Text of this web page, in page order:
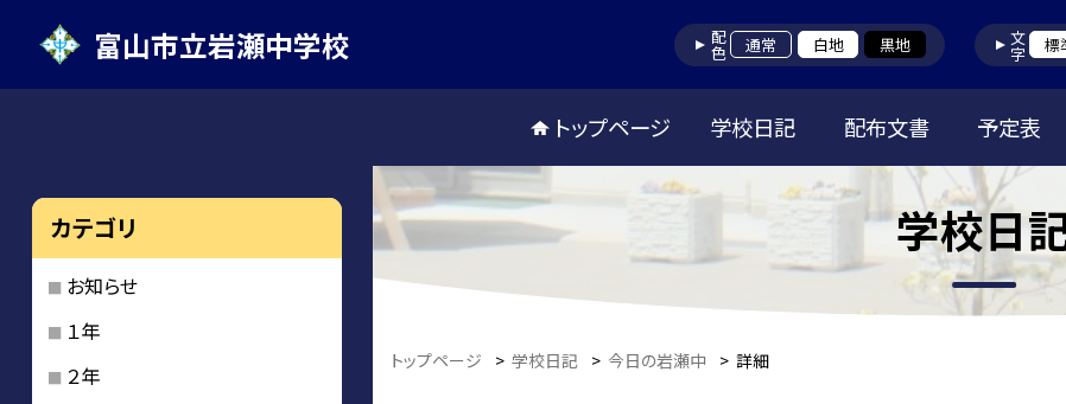
富山市立岩瀬中学校 配色 通常 白地 黒地 文字 標
トップページ 学校日記 配布文書 予定表
学校日
トップページ > 学校日記 > 今日の岩瀬中 > 詳細
カテゴリ
お知らせ
１年
２年